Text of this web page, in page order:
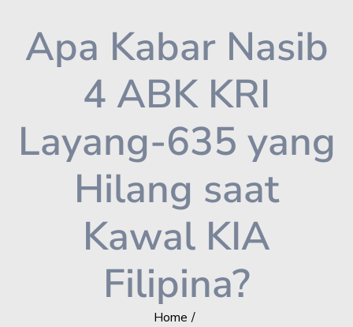
Apa Kabar Nasib
4 ABK KRI
Layang-635 yang
Hilang saat
Kawal KIA
Filipina?
Home